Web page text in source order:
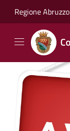
Regione Abruzzo